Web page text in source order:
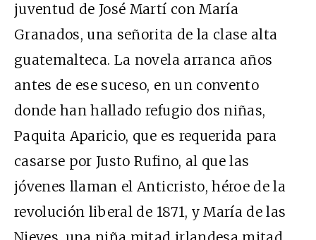
juventud de José Martí con María
Granados, una señorita de la clase alta
guatemalteca. La novela arranca años
antes de ese suceso, en un convento
donde han hallado refugio dos niñas,
Paquita Aparicio, que es requerida para
casarse por Justo Rufino, al que las
jóvenes llaman el Anticristo, héroe de la
revolución liberal de 1871, y María de las